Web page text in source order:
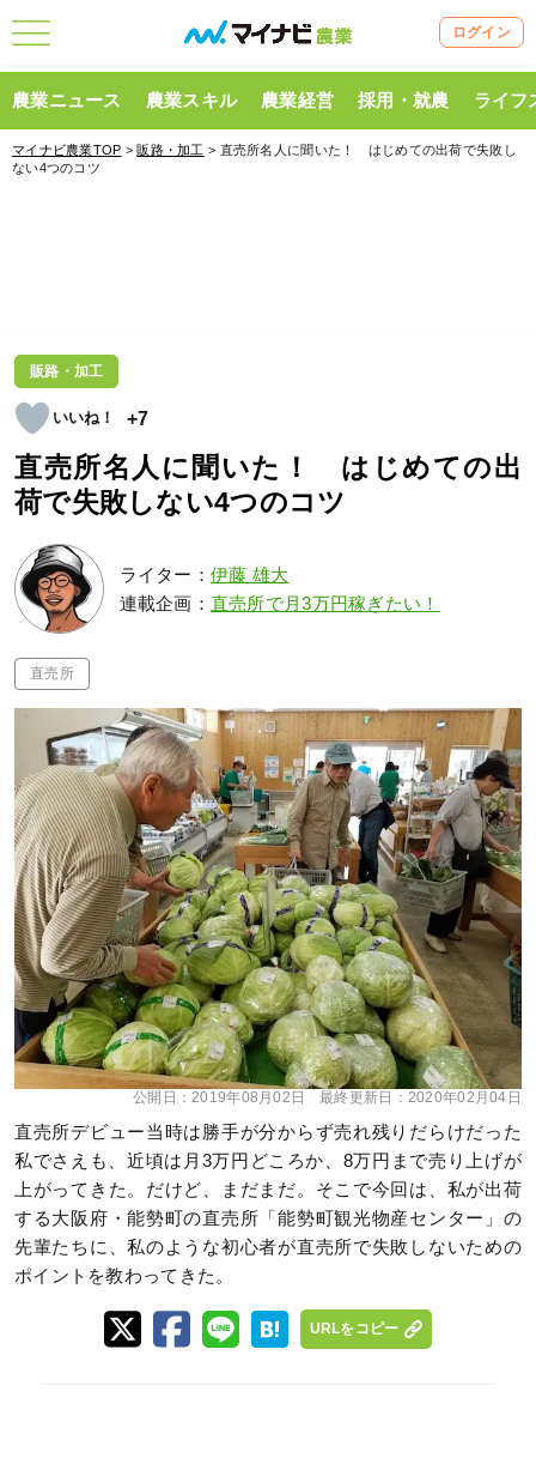
ログイン
農業ニュース 農業スキル 農業経営 採用・就農 ライフ
マイナビ農業TOP >販路・加工 > 直売所名人に聞いた！ はじめての出荷で失敗し
ない4つのコツ
販路・加工
+7
直売所名人に聞いた！ はじめての出
荷で失敗しない4つのコツ
ライター： 伊藤 雄大
連載企画： 直売所で月3万円稼ぎたい！
直売所
公開日：2019年08月02日 最終更新日： 2020年02月04日
直売所デビュー当時は勝手が分からず売れ残りだらけだった
私でさえも、近頃は月3万円どころか、8万円まで売り上げが
上がってきた。だけど、まだまだ。そこで今回は、私が出荷
する大阪府・能勢町の直売所「能勢町観光物産センター」の
先輩たちに、私のような初心者が直売所で失敗しないための
ポイントを教わってきた。
URLをコピー